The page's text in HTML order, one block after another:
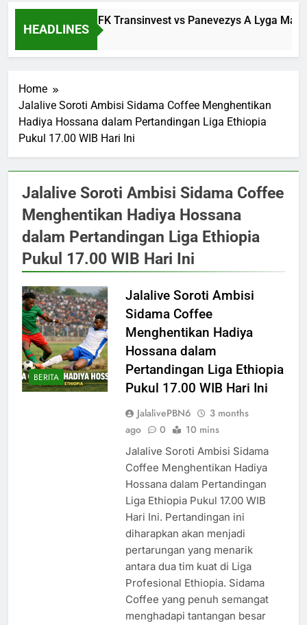
HEADLINES
Streaming FK Transinvest vs Panevezys A Lyga
3 Hours Ago
Home
Jalalive Soroti Ambisi Sidama Coffee Menghentikan
Hadiya Hossana dalam Pertandingan Liga Ethiopia
Pukul 17.00 WIB Hari Ini
Jalalive Soroti Ambisi Sidama Coffee
Menghentikan Hadiya Hossana
dalam Pertandingan Liga Ethiopia
Pukul 17.00 WIB Hari Ini
BERITA
Jalalive Soroti Ambisi
Sidama Coffee
Menghentikan Hadiya
Hossana dalam
Pertandingan Liga Ethiopia
Pukul 17.00 WIB Hari Ini
JalalivePBN6
3 months
ago
0 10 mins
Jalalive Soroti Ambisi Sidama
Coffee Menghentikan Hadiya
Hossana dalam Pertandingan
Liga Ethiopia Pukul 17.00 WIB
Hari Ini. Pertandingan ini
diharapkan akan menjadi
pertarungan yang menarik
antara dua tim kuat di Liga
Profesional Ethiopia. Sidama
Coffee yang penuh semangat
menghadapi tantangan besar